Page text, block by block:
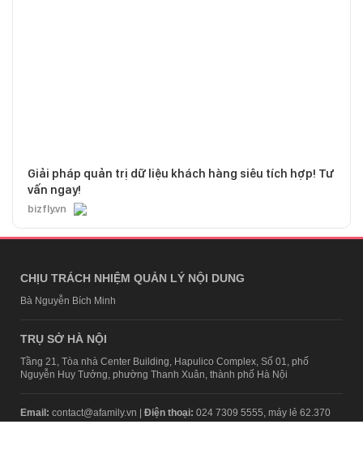
Giải pháp quản trị dữ liệu khách hàng siêu tích hợp! Tư
vấn ngay!
bizfly.vn
CHỊU TRÁCH NHIỆM QUẢN LÝ NỘI DUNG
Bà Nguyễn Bích Minh
TRỤ SỞ HÀ NỘI
Tầng 21, Tòa nhà Center Building, Hapulico Complex, Số 01, phố
Nguyễn Huy Tưởng, phường Thanh Xuân, thành phố Hà Nội
Email: contact@afamily.vn | Điện thoại: 024 7309 5555, máy lẻ 62.370